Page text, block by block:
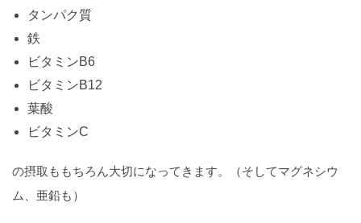
タンパク質
鉄
ビタミンB6
ビタミンB12
葉酸
ビタミンC
の摂取ももちろん大切になってきます。（そしてマグネシウ
ム、亜鉛も）